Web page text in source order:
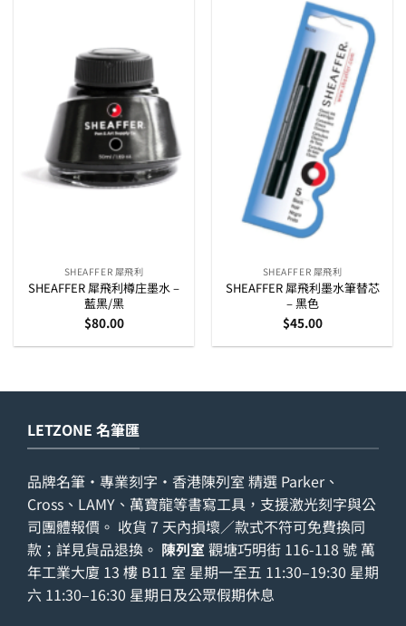
SHEAFFER 犀飛利
SHEAFFER 犀飛利樽庄墨水 –
藍黑/黑
$80.00
SHEAFFER 犀飛利
SHEAFFER 犀飛利墨水筆替芯
– 黑色
$45.00
LETZONE 名筆匯
品牌名筆・專業刻字・香港陳列室 精選 Parker、
Cross、LAMY、萬寶龍等書寫工具，支援激光刻字與公
司團體報價。 收貨 7 天內損壞／款式不符可免費換同
款；詳見貨品退換 。 陳列室 觀塘巧明街 116-118 號 萬
年工業大廈 13 樓 B11 室 星期一至五 11:30–19:30 星期
六 11:30–16:30 星期日及公眾假期休息